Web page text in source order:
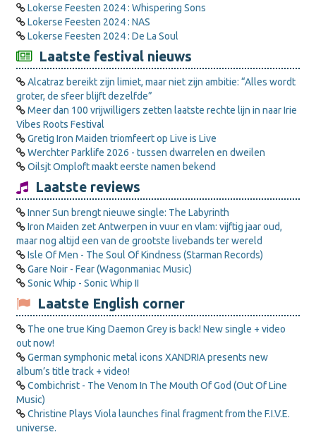
Lokerse Feesten 2024 : Whispering Sons
Lokerse Feesten 2024 : NAS
Lokerse Feesten 2024 : De La Soul
Laatste festival nieuws
Alcatraz bereikt zijn limiet, maar niet zijn ambitie: “Alles wordt
groter, de sfeer blijft dezelfde”
Meer dan 100 vrijwilligers zetten laatste rechte lijn in naar Irie
Vibes Roots Festival
Gretig Iron Maiden triomfeert op Live is Live
Werchter Parklife 2026 - tussen dwarrelen en dweilen
Oilsjt Omploft maakt eerste namen bekend
Laatste reviews
Inner Sun brengt nieuwe single: The Labyrinth
Iron Maiden zet Antwerpen in vuur en vlam: vijftig jaar oud,
maar nog altijd een van de grootste livebands ter wereld
Isle Of Men - The Soul Of Kindness (Starman Records)
Gare Noir - Fear (Wagonmaniac Music)
Sonic Whip - Sonic Whip II
Laatste English corner
The one true King Daemon Grey is back! New single + video
out now!
German symphonic metal icons XANDRIA presents new
album’s title track + video!
Combichrist - The Venom In The Mouth Of God (Out Of Line
Music)
Christine Plays Viola launches final fragment from the F.I.V.E.
universe.